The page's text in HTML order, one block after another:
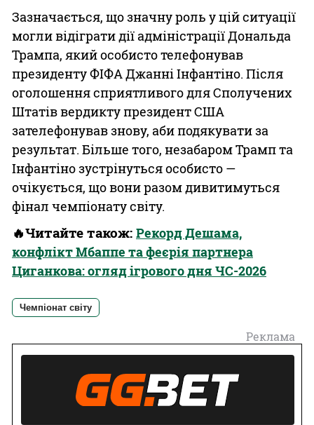
Зазначається, що значну роль у цій ситуації
могли відіграти дії адміністрації Дональда
Трампа, який особисто телефонував
президенту ФІФА Джанні Інфантіно. Після
оголошення сприятливого для Сполучених
Штатів вердикту президент США
зателефонував знову, аби подякувати за
результат. Більше того, незабаром Трамп та
Інфантіно зустрінуться особисто —
очікується, що вони разом дивитимуться
фінал чемпіонату світу.
🔥Читайте також: Рекорд Дешама,
конфлікт Мбаппе та феєрія партнера
Циганкова: огляд ігрового дня ЧС-2026
Чемпіонат світу
Реклама